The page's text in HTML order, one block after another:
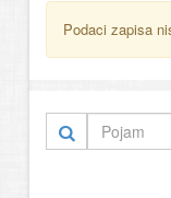
Podaci zapisa